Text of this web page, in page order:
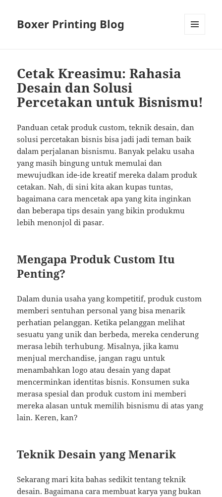
Boxer Printing Blog
Cetak Kreasimu: Rahasia
Desain dan Solusi
Percetakan untuk Bisnismu!
Panduan cetak produk custom, teknik desain, dan
solusi percetakan bisnis bisa jadi jadi teman baik
dalam perjalanan bisnismu. Banyak pelaku usaha
yang masih bingung untuk memulai dan
mewujudkan ide-ide kreatif mereka dalam produk
cetakan. Nah, di sini kita akan kupas tuntas,
bagaimana cara mencetak apa yang kita inginkan
dan beberapa tips desain yang bikin produkmu
lebih menonjol di pasar.
Mengapa Produk Custom Itu
Penting?
Dalam dunia usaha yang kompetitif, produk custom
memberi sentuhan personal yang bisa menarik
perhatian pelanggan. Ketika pelanggan melihat
sesuatu yang unik dan berbeda, mereka cenderung
merasa lebih terhubung. Misalnya, jika kamu
menjual merchandise, jangan ragu untuk
menambahkan logo atau desain yang dapat
mencerminkan identitas bisnis. Konsumen suka
merasa spesial dan produk custom ini memberi
mereka alasan untuk memilih bisnismu di atas yang
lain. Keren, kan?
Teknik Desain yang Menarik
Sekarang mari kita bahas sedikit tentang teknik
desain. Bagaimana cara membuat karya yang bukan